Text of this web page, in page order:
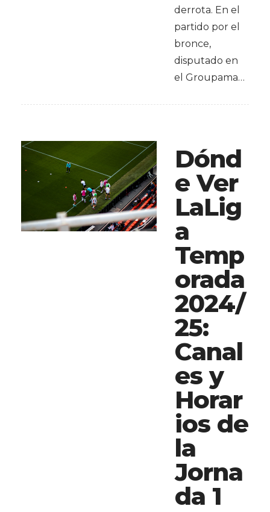
derrota. En el
partido por el
bronce,
disputado en
el Groupama…
Dónd
e Ver
LaLig
a
Temp
orada
2024/
25:
Canal
es y
Horar
ios de
la
Jorna
da 1